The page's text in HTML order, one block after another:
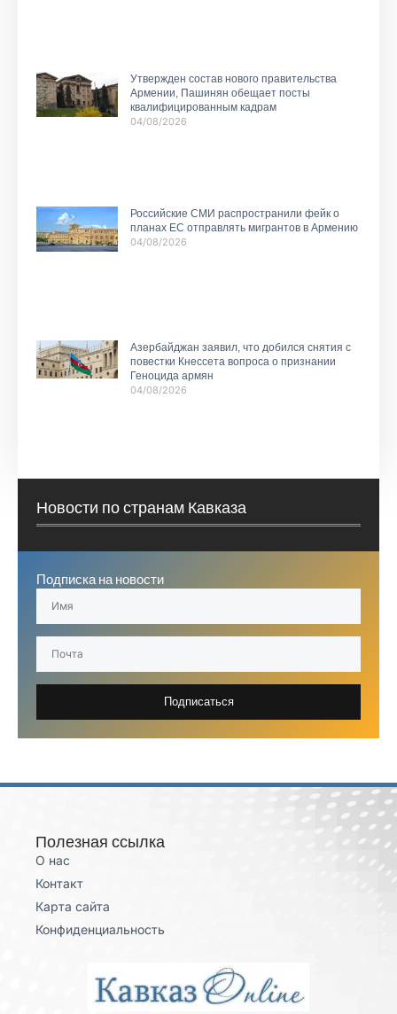
Утвержден состав нового правительства
Армении, Пашинян обещает посты
квалифицированным кадрам
04/08/2026
Российские СМИ распространили фейк о
планах ЕС отправлять мигрантов в Армению
04/08/2026
Азербайджан заявил, что добился снятия с
повестки Кнессета вопроса о признании
Геноцида армян
04/08/2026
Новости по странам Кавказа
Подписка на новости
Подписаться
Полезная ссылка
О нас
Контакт
Карта сайта
Конфиденциальность